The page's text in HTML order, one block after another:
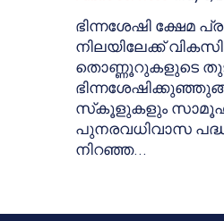
ഭിന്നശേഷി ക്ഷേമ
നിലയിലേക്ക്
തൊണ്ണൂറുകളുടെ
സ്‌കൂളുകളും
പുനരവധിവാസ
നിറഞ്ഞ...